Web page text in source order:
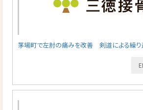
茅場町で左肘の痛みを改善 剣道による繰